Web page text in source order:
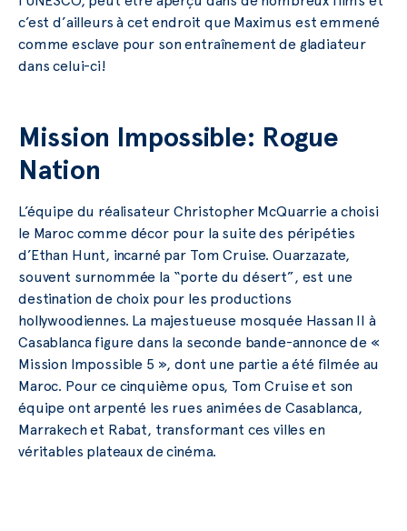
c’est d’ailleurs à cet endroit que Maximus est emmené
comme esclave pour son entraînement de gladiateur
dans celui-ci!
Mission Impossible: Rogue
Nation
L’équipe du réalisateur Christopher McQuarrie a choisi
le Maroc comme décor pour la suite des péripéties
d’Ethan Hunt, incarné par Tom Cruise. Ouarzazate,
souvent surnommée la “porte du désert”, est une
destination de choix pour les productions
hollywoodiennes. La majestueuse mosquée Hassan II à
Casablanca figure dans la seconde bande-annonce de «
Mission Impossible 5 », dont une partie a été filmée au
Maroc. Pour ce cinquième opus, Tom Cruise et son
équipe ont arpenté les rues animées de Casablanca,
Marrakech et Rabat, transformant ces villes en
véritables plateaux de cinéma.